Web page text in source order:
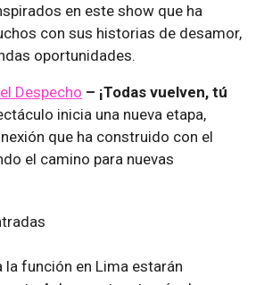
en este show que ha
con sus historias de desamor,
oportunidades.
Despecho – ¡Todas vuelven, tú
inicia una nueva etapa,
que ha construido con el
el camino para nuevas
la función en Lima estarán